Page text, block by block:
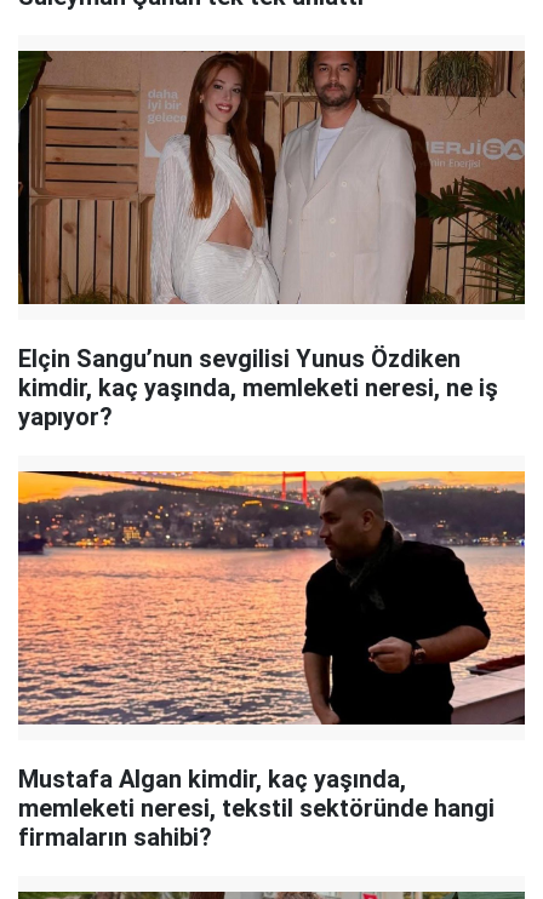
Elçin Sangu’nun sevgilisi Yunus Özdiken
kimdir, kaç yaşında, memleketi neresi, ne iş
yapıyor?
Mustafa Algan kimdir, kaç yaşında,
memleketi neresi, tekstil sektöründe hangi
firmaların sahibi?